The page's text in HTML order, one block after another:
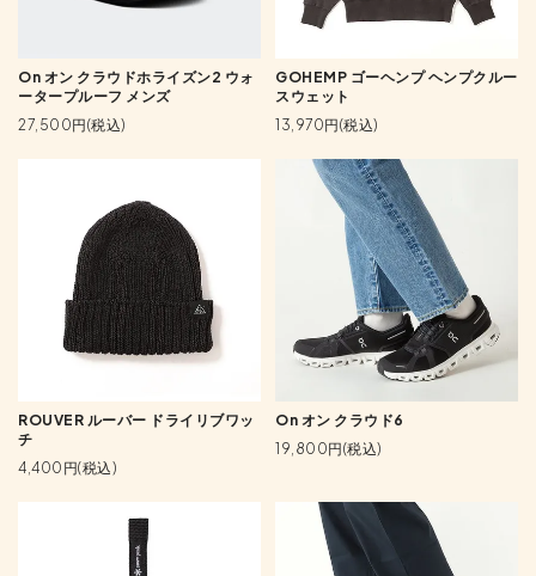
On オン クラウドホライズン2 ウォ
ータープルーフ メンズ
27,500円(税込)
GOHEMP ゴーヘンプ ヘンプクルー
スウェット
13,970円(税込)
ROUVER ルーバー ドライリブワッ
チ
4,400円(税込)
On オン クラウド6
19,800円(税込)